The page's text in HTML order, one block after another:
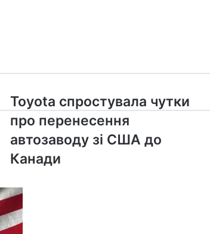
Toyota
спростувала
чутки
про
перенесення
автозаводу
до
Канади
Toyota спростувала чутки
про перенесення
автозаводу зі США до
Канади